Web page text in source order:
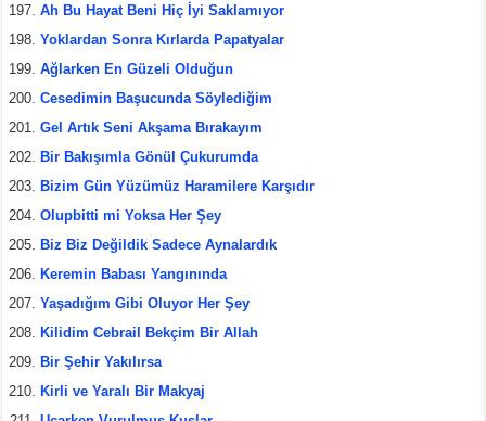
Ah Bu Hayat Beni Hiç İyi Saklamıyor
Yoklardan Sonra Kırlarda Papatyalar
Ağlarken En Güzeli Olduğun
Cesedimin Başucunda Söylediğim
Gel Artık Seni Akşama Bırakayım
Bir Bakışımla Gönül Çukurumda
Bizim Gün Yüzümüz Haramilere Karşıdır
Olupbitti mi Yoksa Her Şey
Biz Biz Değildik Sadece Aynalardık
Keremin Babası Yangınında
Yaşadığım Gibi Oluyor Her Şey
Kilidim Cebrail Bekçim Bir Allah
Bir Şehir Yakılırsa
Kirli ve Yaralı Bir Makyaj